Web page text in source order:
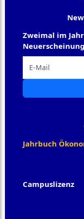
Campuslizenz
Zweimal im
Jahrbuch